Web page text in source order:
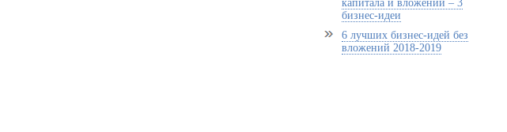
капитала и вложений – 3
бизнес-идеи
6 лучших бизнес-идей без
вложений 2018-2019